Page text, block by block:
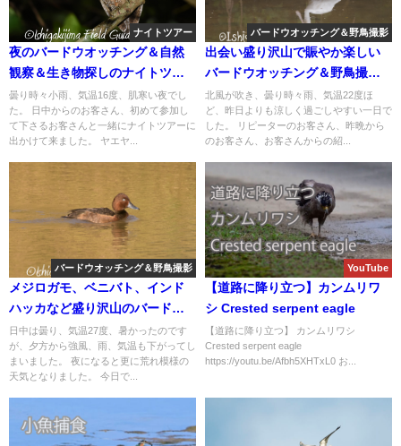
ナイトツアー
夜のバードウオッチング＆自然
観察＆生き物探しのナイトツア
ー!!
曇り時々小雨、気温16度、肌寒い夜でし
た。 日中からのお客さん、初めて参加し
て下さるお客さんと一緒にナイトツアーに
出かけて来ました。 ヤエヤ...
バードウオッチング＆野鳥撮影
出会い盛り沢山で賑やか楽しい
バードウオッチング＆野鳥撮影
ツアー！！
北風が吹き、曇り時々雨、気温22度ほ
ど、昨日よりも涼しく過ごしやすい一日で
した。 リピーターのお客さん、昨晩から
のお客さん、お客さんからの紹...
バードウオッチング＆野鳥撮影
メジロガモ、ベニバト、インド
ハッカなど盛り沢山のバードウ
オッチング＆野鳥撮影ガイド!!
日中は曇り、気温27度、暑かったのです
が、夕方から強風、雨、気温も下がってし
まいました。 夜になると更に荒れ模様の
天気となりました。 今日で...
YouTube
【道路に降り立つ】カンムリワ
シ Crested serpent eagle
【道路に降り立つ】 カンムリワシ
Crested serpent eagle
https://youtu.be/Afbh5XHTxL0 お...